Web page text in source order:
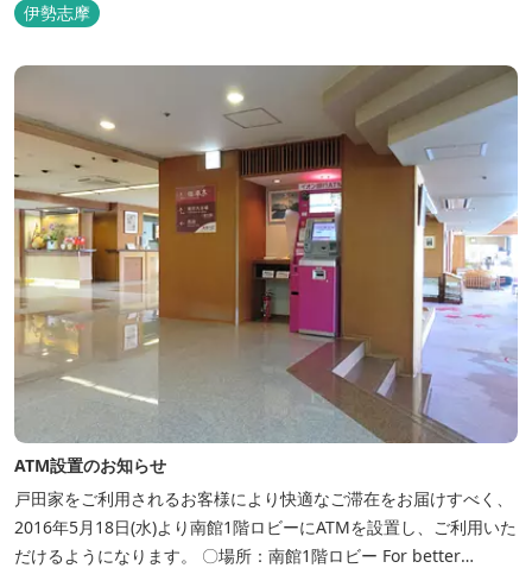
自慢です。 旅の疲れを癒すには、男女あわせて13湯と足湯2湯の
伊勢志摩
ATM設置のお知らせ
戸田家をご利用されるお客様により快適なご滞在をお届けすべく、
2016年5月18日(水)より南館1階ロビーにATMを設置し、ご利用いた
だけるようになります。 〇場所：南館1階ロビー For better